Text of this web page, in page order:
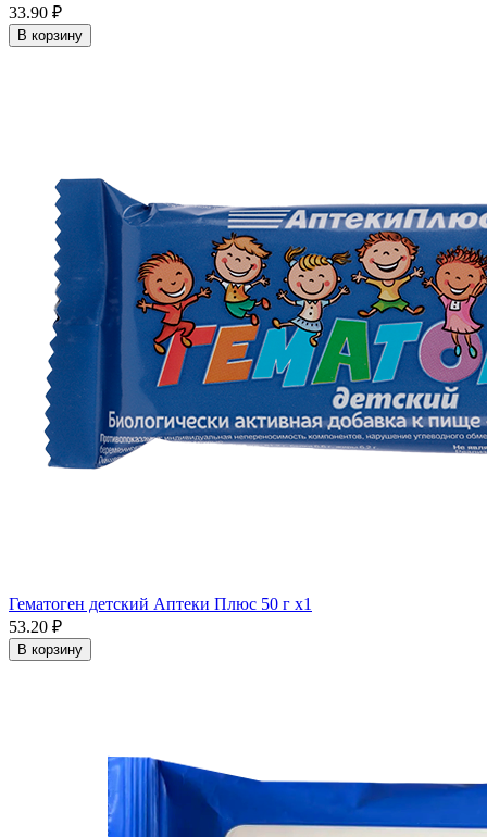
33.90 ₽
В корзину
Гематоген детский Аптеки Плюс 50 г x1
53.20 ₽
В корзину